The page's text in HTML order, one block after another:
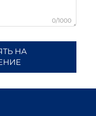
0/1000
НА